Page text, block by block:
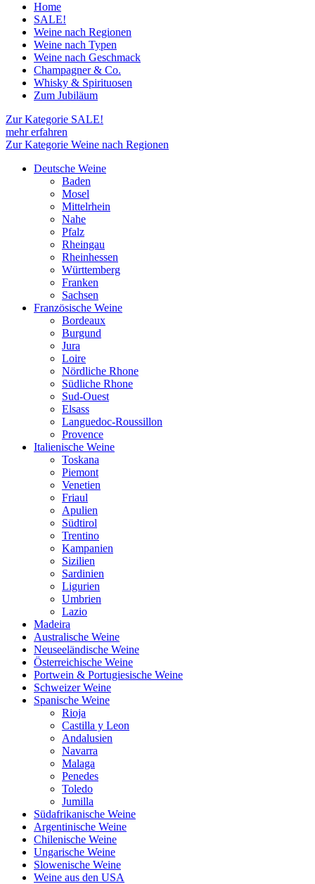
Home
SALE!
Weine nach Regionen
Weine nach Typen
Weine nach Geschmack
Champagner & Co.
Whisky & Spirituosen
Zum Jubiläum
Zur Kategorie SALE!
mehr erfahren
Zur Kategorie Weine nach Regionen
Deutsche Weine
Baden
Mosel
Mittelrhein
Nahe
Pfalz
Rheingau
Rheinhessen
Württemberg
Franken
Sachsen
Französische Weine
Bordeaux
Burgund
Jura
Loire
Nördliche Rhone
Südliche Rhone
Sud-Ouest
Elsass
Languedoc-Roussillon
Provence
Italienische Weine
Toskana
Piemont
Venetien
Friaul
Apulien
Südtirol
Trentino
Kampanien
Sizilien
Sardinien
Ligurien
Umbrien
Lazio
Madeira
Australische Weine
Neuseeländische Weine
Österreichische Weine
Portwein & Portugiesische Weine
Schweizer Weine
Spanische Weine
Rioja
Castilla y Leon
Andalusien
Navarra
Malaga
Penedes
Toledo
Jumilla
Südafrikanische Weine
Argentinische Weine
Chilenische Weine
Ungarische Weine
Slowenische Weine
Weine aus den USA